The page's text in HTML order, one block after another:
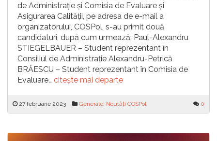
de Administrație și Comisia de Evaluare și
Asigurarea Calității, pe adresa de e-mail a
organizatorului, COSPol, s-au primit două
candidaturi, după cum urmează: Paul-Alexandru
STIEGELBAUER – Student reprezentant în
Consiliul de Administrație Alexandru-Petrică
BRĂESCU – Student reprezentant în Comisia de
Evaluare… citește mai departe
27 februarie 2023 Generale Noutăți COSPol 0